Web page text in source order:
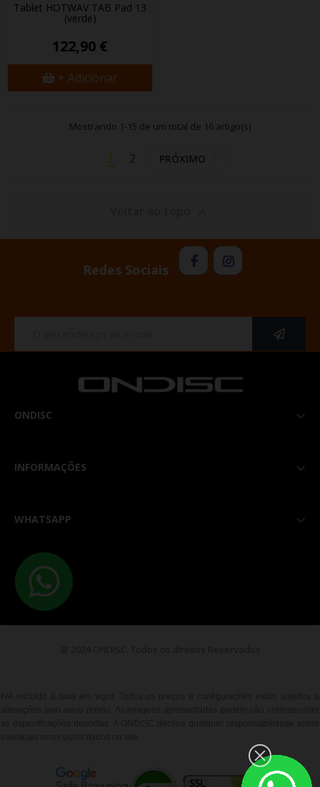
Tablet HOTWAV TAB Pad 13
(verde)
122,90 €
+ Adicionar
Mostrando 1-15 de um total de 16 artigo(s)
1 2 PRÓXIMO
Redes Sociais
ONDISC 
INFORMAÇÕES 
WHATSAPP 